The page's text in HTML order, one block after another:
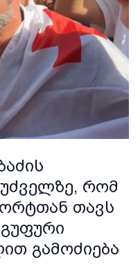
რომ
თავს
გამოძიება